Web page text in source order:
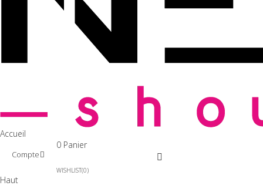
Accueil
Compte
0 Panier
WISHLIST 0
Haut